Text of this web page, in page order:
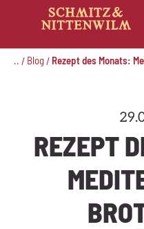
springen
.. / Blog / Rezept des Monats:
REZEPT